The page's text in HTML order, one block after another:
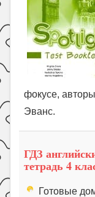
фокусе,
Эванс.
ГДЗ
тетрадь 4
Готовые